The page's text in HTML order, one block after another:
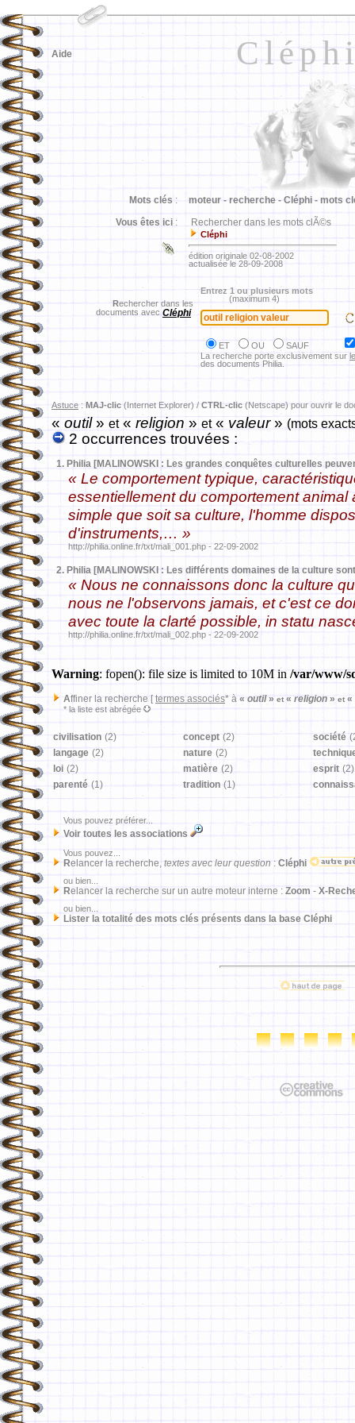
Aide
Mots clés : moteur - recherche - Cléphi - mots
Vous êtes ici : Rechercher dans les mots clÃ©s
Cléphi
édition originale 02-08-2002
actualisée le 28-09-2008
Rechercher dans les
documents avec Cléphi
Entrez 1 ou plusieurs mots
(maximum 4)
ET OU
SAUF
La recherche porte exclusivement sur
des documents Philia.
Astuce : MAJ-clic (Internet Explorer) / CTRL-clic (Netscape) pour ouvrir le
«outil» et« religion » et« valeur» (mots
2 occurrences trouvées :
1. Philia [MALINOWSKI : Les grandes conquêtes culturelles
« Le comportement typique,
essentiellement du comportement animal
simple que soit sa culture, l'homme
d'instruments,… »
http://philia.online.fr/txt/mali_001.php - 22-09-2002
2. Philia [MALINOWSKI : Les différents domaines de la culture
« Nous ne connaissons donc la culture
nous ne l'observons jamais, et c'est ce
avec toute la clarté possible, in statu
http://philia.online.fr/txt/mali_002.php - 22-09-2002
Warning: fopen(): file size is limited to 10M in /var/www/
Affiner la recherche [ termes associés* à « outil» et « religion » et «
* la liste est abrégée
civilisation (2) concept (2) société
langage (2) nature (2)
loi (2) matière (2) esprit (2)
parenté (1) tradition (1)
Vous pouvez préférer...
Voir toutes les associations
Vous pouvez...
Relancer la recherche, textes avec leur question : Cléphi
ou bien...
Relancer la recherche sur un autre moteur interne : Zoom - X-
ou bien...
Lister la totalité des mots clés présents dans la base Cléphi